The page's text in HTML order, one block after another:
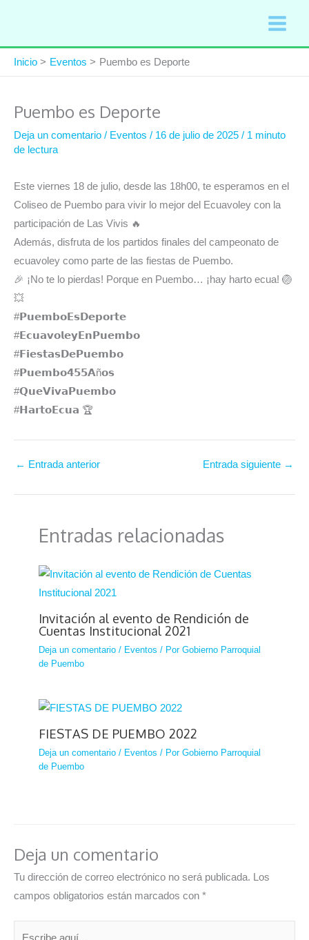
contenido
Inicio
Eventos Puembo es Deporte
Puembo es Deporte
Deja un comentario / Eventos / 16 de julio de 2025 / 1 minuto
de lectura
Este viernes 18 de julio, desde las 18h00, te esperamos en el
Coliseo de Puembo para vivir lo mejor del Ecuavoley con la
participación de Las Vivis 🔥
Además, disfruta de los partidos finales del campeonato de
ecuavoley como parte de las fiestas de Puembo.
🎉 ¡No te lo pierdas! Porque en Puembo… ¡hay harto ecua! 🏐
💥
#𝗣𝘂𝗲𝗺𝗯𝗼𝗘𝘀𝗗𝗲𝗽𝗼𝗿𝘁𝗲
#𝗘𝗰𝘂𝗮𝘃𝗼𝗹𝗲𝘆𝗘𝗻𝗣𝘂𝗲𝗺𝗯𝗼
#𝗙𝗶𝗲𝘀𝘁𝗮𝘀𝗗𝗲𝗣𝘂𝗲𝗺𝗯𝗼
#𝗣𝘂𝗲𝗺𝗯𝗼𝟰𝟱𝟱𝗔ñ𝗼𝘀
#𝗤𝘂𝗲𝗩𝗶𝘃𝗮𝗣𝘂𝗲𝗺𝗯𝗼
#𝗛𝗮𝗿𝘁𝗼𝗘𝗰𝘂𝗮 🏆
← Entrada anterior Entrada siguiente →
Entradas relacionadas
Invitación al evento de Rendición de
Cuentas Institucional 2021
Deja un comentario / Eventos / PorGobierno Parroquial
de Puembo
FIESTAS DE PUEMBO 2022
Deja un comentario / Eventos / PorGobierno Parroquial
de Puembo
Deja un comentario
Tu dirección de correo electrónico no será publicada.
Los
campos obligatorios están marcados con *